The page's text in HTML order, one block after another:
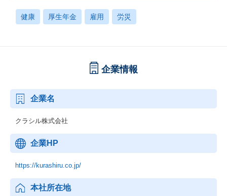
健康 厚生年金 雇用 労災
企業情報
企業名
クラシル株式会社
企業HP
https://kurashiru.co.jp/
本社所在地